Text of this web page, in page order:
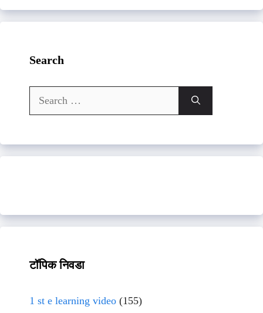
Search
Search
for:
टॉपिक निवडा
1 st e learning video (155)